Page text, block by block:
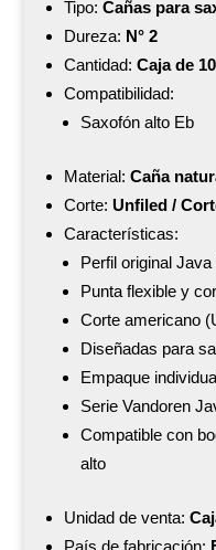
Tipo: Cañas para
Dureza: N° 2
Cantidad: Caja de
Compatibilidad:
Saxofón alto Eb
Material: Caña
Corte: Unfiled /
Características:
Perfil original Java
Punta flexible y
Corte americano
Diseñadas para
Empaque
Serie Vandoren
Compatible con
alto
Unidad de venta:
País de fabricación: